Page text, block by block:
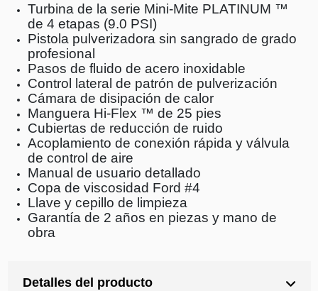
Turbina de la serie Mini-Mite PLATINUM ™
de 4 etapas (9.0 PSI)
Pistola pulverizadora sin sangrado de grado
profesional
Pasos de fluido de acero inoxidable
Control lateral de patrón de pulverización
Cámara de disipación de calor
Manguera Hi-Flex ™ de 25 pies
Cubiertas de reducción de ruido
Acoplamiento de conexión rápida y válvula
de control de aire
Manual de usuario detallado
Copa de viscosidad Ford #4
Llave y cepillo de limpieza
Garantía de 2 años en piezas y mano de
obra
Detalles del producto